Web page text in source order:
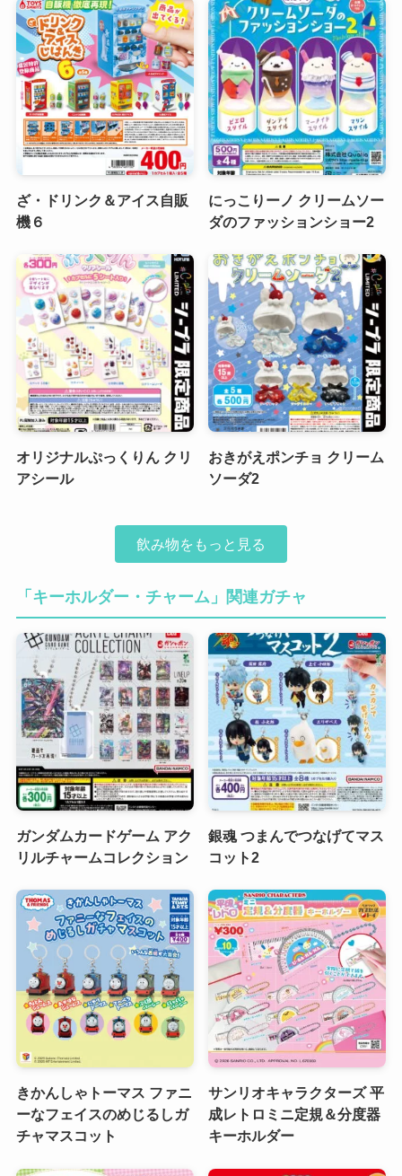
ざ・ドリンク＆アイス自販
機６
にっこりーノ クリームソー
ダのファッションショー2
オリジナルぷっくりん クリ
アシール
おきがえポンチョ クリーム
ソーダ2
飲み物をもっと見る
「キーホルダー・チャーム」関連ガチャ
ガンダムカードゲーム アク
リルチャームコレクション
銀魂 つまんでつなげてマス
コット2
きかんしゃトーマス ファニ
ーなフェイスのめじるしガ
チャマスコット
サンリオキャラクターズ 平
成レトロミニ定規＆分度器
キーホルダー